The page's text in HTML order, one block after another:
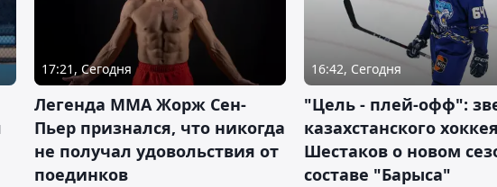
17:21, Сегодня
Легенда ММА Жорж Сен-
Пьер признался, что никогда
не получал удовольствия от
поединков
16:42, Сегодня
"Цель - плей-офф":
казахстанского
Шестаков о новом
составе "Барыса"